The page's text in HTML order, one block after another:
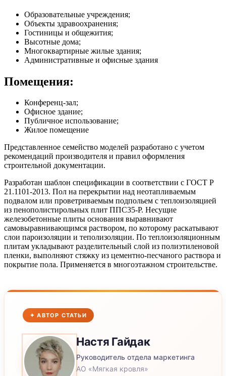
Образовательные учреждения;
Объекты здравоохранения;
Гостиницы и общежития;
Высотные дома;
Многоквартирные жилые здания;
Административные и офисные здания
Помещения:
Конференц-зал;
Офисное здание;
Публичное использование;
Жилое помещение
Представленное семейство моделей разработано с учетом
рекомендаций производителя и правил оформления
строительной документации.
Разработан шаблон спецификации в соответствии с ГОСТ Р
21.1101-2013. Пол на перекрытии над неотапливаемым
подвалом или проветриваемым подпольем с теплоизоляцией
из пенополистирольных плит ППС35-Р. Несущие
железобетонные плиты основания выравнивают
самовыравнивающимся раствором, по которому раскатывают
слои пароизоляции и теполизоляции. По теплоизоляционным
плитам укладывают разделительный слой из полиэтиленовой
пленки, выполняют стяжку из цементно-песчаного раствора и
покрытие пола. Применяется в многоэтажном строительстве.
✦ АВТОР СТАТЬИ
Настя Гайдак
Руководитель отдела маркетинга
АО «Мягкая кровля»